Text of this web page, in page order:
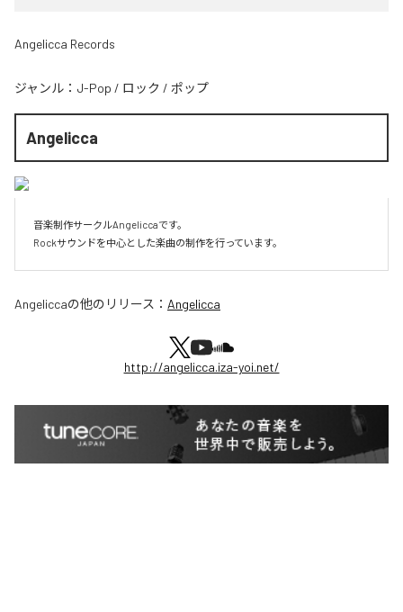
Angelicca Records
ジャンル： J-Pop / ロック / ポップ
Angelicca
音楽制作サークルAngeliccaです。
Rockサウンドを中心とした楽曲の制作を行っています。
Angeliccaの他のリリース： Angelicca
http://angelicca.iza-yoi.net/